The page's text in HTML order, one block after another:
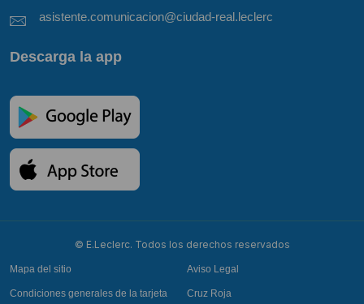
asistente.comunicacion@ciudad-real.leclerc
Descarga la app
© E.Leclerc. Todos los derechos reservados
Mapa del sitio Aviso Legal
Condiciones generales de la tarjeta
Cruz Roja